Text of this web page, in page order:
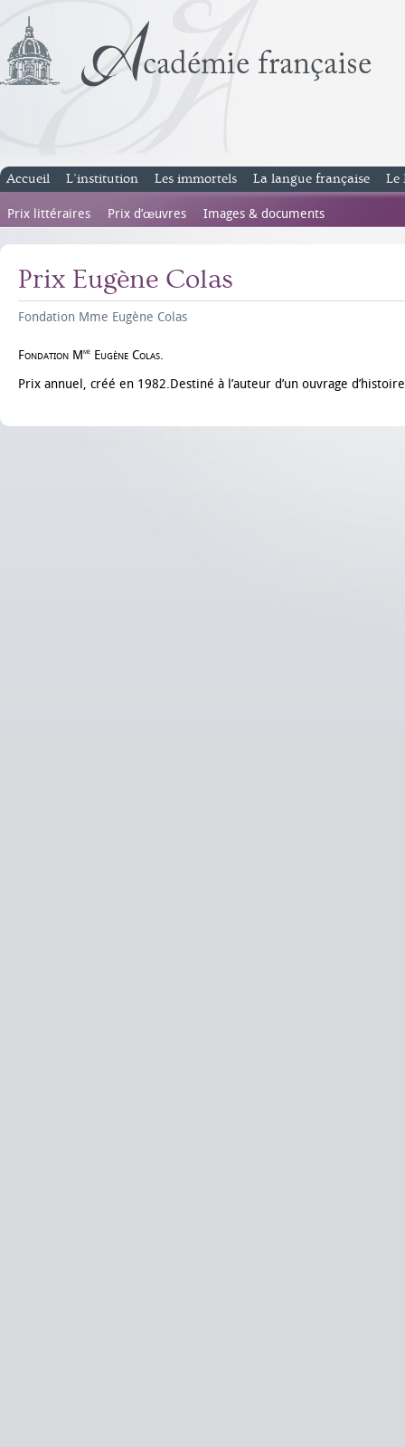
Accueil L’institution Les immortels La langue française Le
Prix littéraires Prix d’œuvres Images & documents
Prix Eugène Colas
Fondation Mme Eugène Colas
Fondation Mme Eugène Colas.
Prix annuel, créé en 1982.Destiné à l’auteur d’un ouvrage